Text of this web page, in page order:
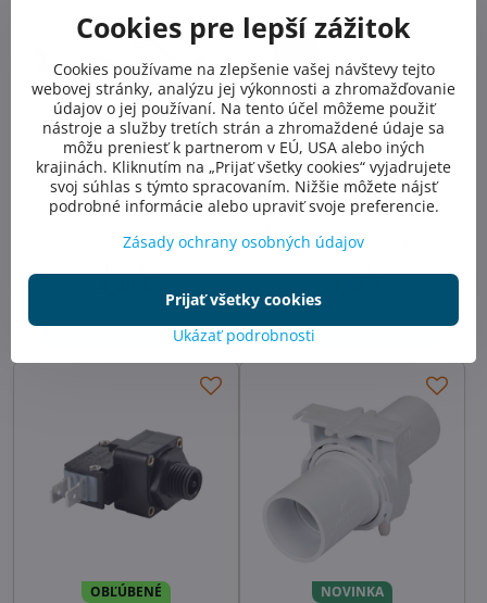
Hadicový tŕň 3/8" pre
vírivky a whirlpooly
Adaptér na hadicu 3/8" RB pre
rozvody vo vírivke
Do košíka
Spätná klapka 1" BLOWER
pre whirlpooly a masážne
vane
Spätná klapka k bloweru 1" - Air
vírivky s perličkou: 33,4 mm
Do košíka
OBĽÚBENÉ NOVINKA
Cookies pre lepší zážitok
Cookies používame na zlepšenie vašej návštevy tejto
webovej stránky, analýzu jej výkonnosti a zhromažďovanie
údajov o jej používaní. Na tento účel môžeme použiť
nástroje a služby tretích strán a zhromaždené údaje sa
môžu preniesť k partnerom v EÚ, USA alebo iných
krajinách. Kliknutím na „Prijať všetky cookies“ vyjadrujete
svoj súhlas s týmto spracovaním. Nižšie môžete nájsť
podrobné informácie alebo upraviť svoje preferencie.
Zásady ochrany osobných údajov
Ukázať podrobnosti
Prijať všetky cookies